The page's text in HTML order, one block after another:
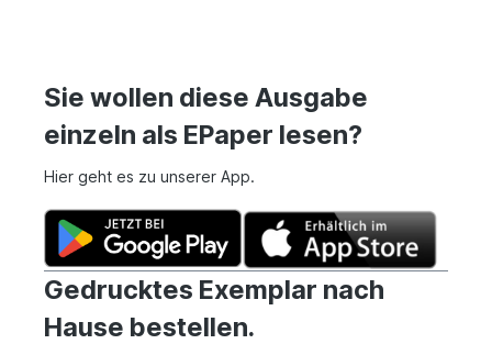
Sie wollen diese Ausgabe
einzeln als EPaper lesen?
Hier geht es zu unserer App.
Gedrucktes Exemplar nach
Hause bestellen.